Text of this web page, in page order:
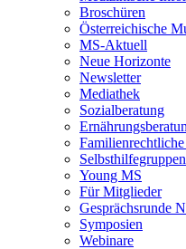
Broschüren
Österreichische
MS-Aktuell
Neue Horizonte
Newsletter
Mediathek
Sozialberatung
Selbsthilfegruppen
Young MS
Für Mitglieder
Gesprächsrunde
Symposien
Webinare